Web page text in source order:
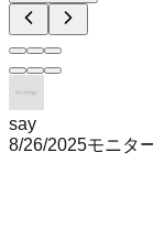
say
8/26/2025モニタ